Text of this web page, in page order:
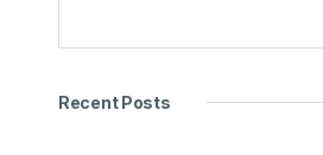
Recent Posts